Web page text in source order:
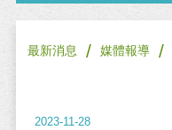
最新消息 / 媒體報導 /
2023-11-28